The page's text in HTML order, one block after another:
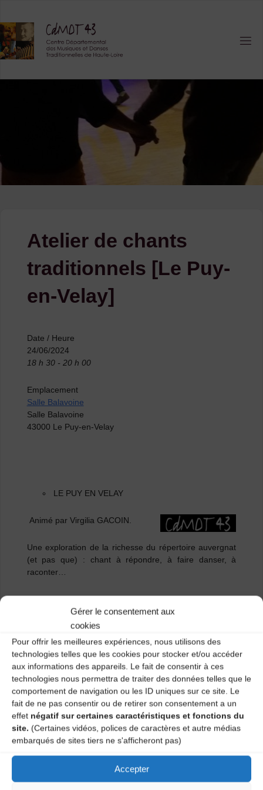
Gérer le consentement aux
cookies
Pour offrir les meilleures expériences, nous utilisons des
technologies telles que les cookies pour stocker et/ou accéder
aux informations des appareils. Le fait de consentir à ces
technologies nous permettra de traiter des données telles que le
comportement de navigation ou les ID uniques sur ce site. Le
fait de ne pas consentir ou de retirer son consentement a un
effet négatif sur certaines caractéristiques et fonctions du
site. (Certaines vidéos, polices de caractères et autre médias
embarqués de sites tiers ne s'afficheront pas)
Accepter
content
Atelier de chants
traditionnels [Le Puy-
en-Velay]
Date / Heure
24/06/2024
18 h 30 - 20 h 00
Emplacement
Salle Balavoine
Salle Balavoine
43000 Le Puy-en-Velay
LE PUY EN VELAY
Animé par Virgilia GACOIN.
Une exploration de la richesse du répertoire auvergnat
(et pas que) : chant à répondre, à faire danser, à
raconter…
Centre socio-culturel de Guitard (salle Balavoine) Rue
Paule Gravejal, 43000 Le Puy-en-Velay – 1 lundi par
mois de 18h30 à 20h. Tous niveaux.
Atelier mensuel
Tarifs : 85€ + adhésion au CDMDT43 (15€)
Renseignements : 04 71 02 92 53 /
cdmdt43.mail@gmail.com
Catégories